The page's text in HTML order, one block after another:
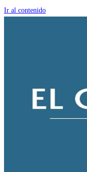
Ir al contenido